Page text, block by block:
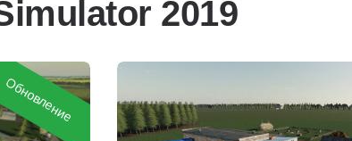
2019
Обновление